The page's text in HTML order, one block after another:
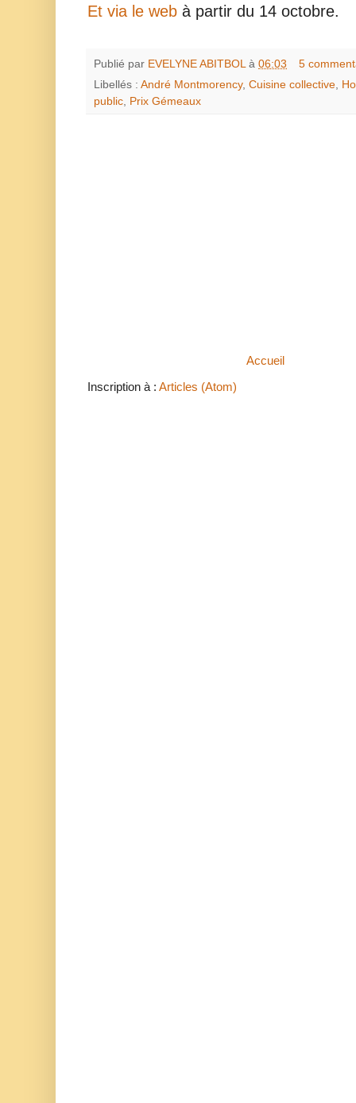
Et via le web à partir du 14 octobre.
Publié par EVELYNE ABITBOL à 06:03
5
Libellés : André Montmorency, Cuisine collective,
public, Prix Gémeaux
Accueil
Inscription à : Articles (Atom)